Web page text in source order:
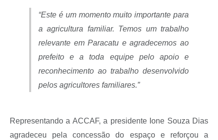
“Este é um momento muito importante para
a agricultura familiar. Temos um trabalho
relevante em Paracatu e agradecemos ao
prefeito e a toda equipe pelo apoio e
reconhecimento ao trabalho desenvolvido
pelos agricultores familiares.”
Representando a ACCAF, a presidente Ione Souza Dias
agradeceu pela concessão do espaço e reforçou a